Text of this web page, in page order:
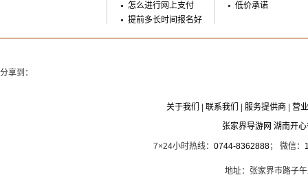
怎么进行网上支付
提前多长时间报名好
低价承诺
分享到：
关于我们 联系我们 服务提供商
营
张家界导游网 湖南开
7×24小时热线： 0744-8362888； 微信：
地址：张家界市路子